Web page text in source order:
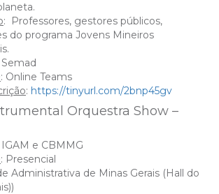
: Professores, gestores públicos,
do programa Jovens Mineiros
Semad
: Online Teams
: https://tinyurl.com/2bnp45gv
Orquestra Show –
IGAM e CBMMG
: Presencial
Administrativa de Minas Gerais (Hall do
))